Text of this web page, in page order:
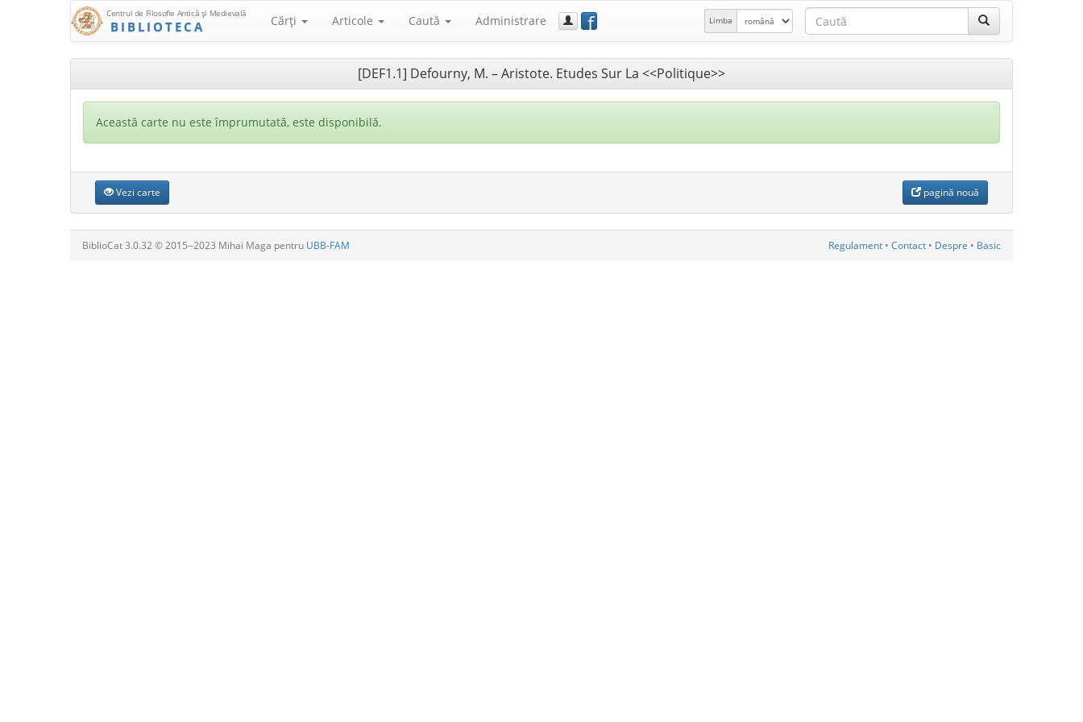
Centrul de Filosofie Antică şi Medievală
BIBLIOTECA Cărţi Articole Caută Administrare f Limba
[DEF1.1] Defourny, M. – Aristote. Etudes Sur La <<Politique>>
Această carte nu este împrumutată, este disponibilă.
Vezi carte pagină nouă
BiblioCat 3.0.32 © 2015‒2023 Mihai Maga pentru UBB-FAM Regulament • Contact • Despre • Basic